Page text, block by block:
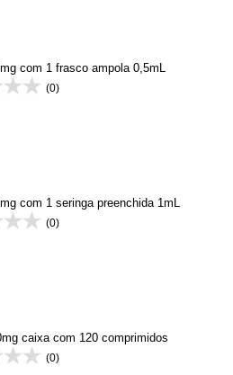
com 1 frasco ampola 0,5mL
(0)
com 1 seringa preenchida 1mL
(0)
caixa com 120 comprimidos
(0)